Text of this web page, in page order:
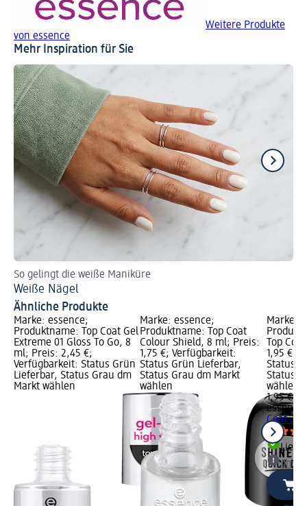
Weitere Produkte
von essence
Mehr Inspiration für Sie
So gelingt die weiße Maniküre
Weiße Nägel
Ähnliche Produkte
Marke: essence;
Produktname: Top Coat Gel
Extreme 01 Gloss To Go, 8
ml; Preis: 2,45 €;
Verfügbarkeit: Status Grün
Lieferbar, Status Grau dm
Markt wählen
Marke: essence;
Produktname: Top Coat
Colour Shield, 8 ml; Preis:
1,75 €; Verfügbarkeit:
Status Grün Lieferbar,
Status Grau dm Markt
wählen
Marke:
Top
1,95 €;
Status
Status
wählen
1,95 €
essence
Coat
dm